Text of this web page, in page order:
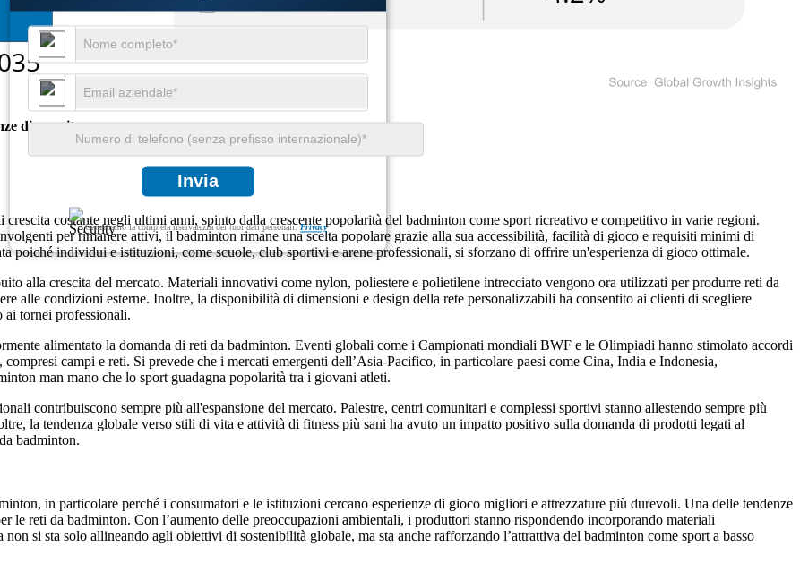
Invia
Garantiamo la completa riservatezza dei tuoi dati personali.Privacy
di crescita
costante negli ultimi anni, spinto dalla crescente popolarità del badminton come sport ricreativo e competitivo in varie regioni.
per rimanere attivi, il badminton rimane una scelta popolare grazie alla sua accessibilità, facilità di gioco e requisiti minimi di
poiché individui e istituzioni, come scuole, club sportivi e arene professionali, si sforzano di offrire un'esperienza di gioco ottimale.
alla crescita del mercato. Materiali innovativi come nylon, poliestere e polietilene intrecciato vengono ora utilizzati per produrre reti da
alle condizioni esterne. Inoltre, la disponibilità di dimensioni e design della rete personalizzabili ha consentito ai clienti di scegliere
tornei professionali.
alimentato la domanda di reti da badminton. Eventi globali come i Campionati mondiali BWF e le Olimpiadi hanno stimolato accordi
campi e reti. Si prevede che i mercati emergenti dell’Asia-Pacifico, in particolare paesi come Cina, India e Indonesia,
man mano che lo sport guadagna popolarità tra i giovani atleti.
contribuiscono sempre più all'espansione del mercato. Palestre, centri comunitari e complessi sportivi stanno allestendo sempre più
la tendenza globale verso stili di vita e attività di fitness più sani ha avuto un impatto positivo sulla domanda di prodotti legati al
badminton.
in particolare perché i consumatori e le istituzioni cercano esperienze di gioco migliori e attrezzature più durevoli. Una delle tendenze
le reti da badminton. Con l’aumento delle preoccupazioni ambientali, i produttori stanno rispondendo incorporando materiali
si sta solo allineando agli obiettivi di sostenibilità globale, ma sta anche rafforzando l’attrattiva del badminton come sport a basso